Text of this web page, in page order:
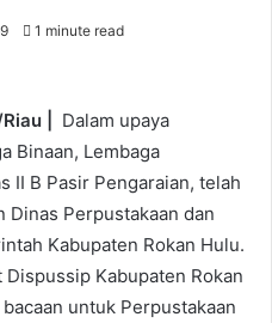
1 minute read
|
Dalam upaya
Binaan, Lembaga
II B Pasir Pengaraian, telah
Dinas Perpustakaan dan
Kabupaten Rokan Hulu.
Kabupaten Rokan
untuk Perpustakaan